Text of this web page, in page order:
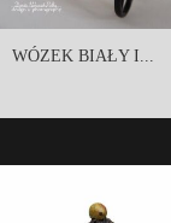
WÓZEK BIAŁY I...